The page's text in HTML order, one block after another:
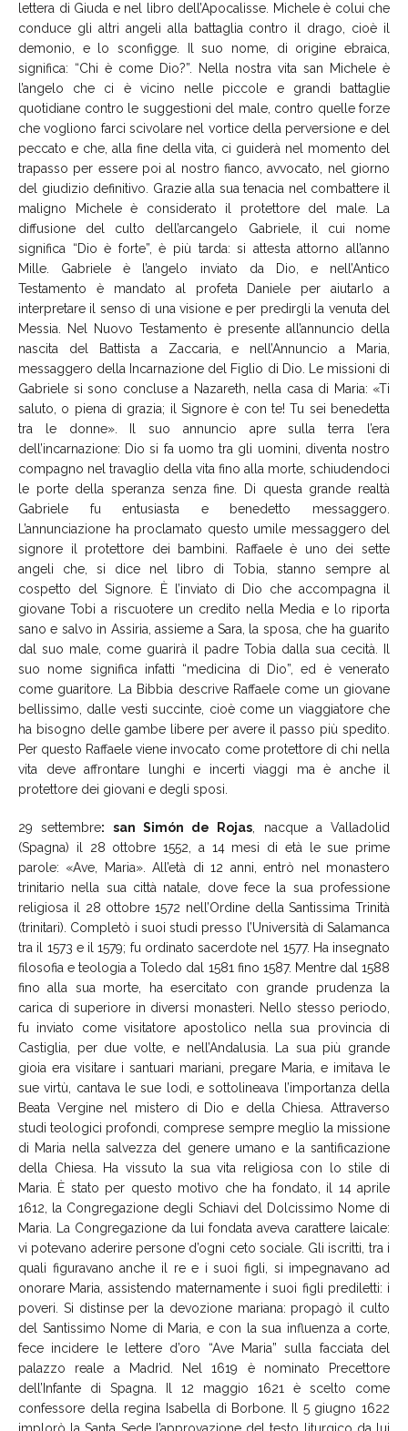
lettera di Giuda e nel libro dell’Apocalisse. Michele è colui che
conduce gli altri angeli alla battaglia contro il drago, cioè il
demonio, e lo sconfigge. Il suo nome, di origine ebraica,
significa: “Chi è come Dio?”. Nella nostra vita san Michele è
l’angelo che ci è vicino nelle piccole e grandi battaglie
quotidiane contro le suggestioni del male, contro quelle forze
che vogliono farci scivolare nel vortice della perversione e del
peccato e che, alla fine della vita, ci guiderà nel momento del
trapasso per essere poi al nostro fianco, avvocato, nel giorno
del giudizio definitivo. Grazie alla sua tenacia nel combattere il
maligno Michele è considerato il protettore del male. La
diffusione del culto dell’arcangelo Gabriele, il cui nome
significa “Dio è forte”, è più tarda: si attesta attorno all’anno
Mille. Gabriele è l’angelo inviato da Dio, e nell’Antico
Testamento è mandato al profeta Daniele per aiutarlo a
interpretare il senso di una visione e per predirgli la venuta del
Messia. Nel Nuovo Testamento è presente all’annuncio della
nascita del Battista a Zaccaria, e nell’Annuncio a Maria,
messaggero della Incarnazione del Figlio di Dio. Le missioni di
Gabriele si sono concluse a Nazareth, nella casa di Maria: «Ti
saluto, o piena di grazia; il Signore è con te! Tu sei benedetta
tra le donne». Il suo annuncio apre sulla terra l’era
dell’incarnazione: Dio si fa uomo tra gli uomini, diventa nostro
compagno nel travaglio della vita fino alla morte, schiudendoci
le porte della speranza senza fine. Di questa grande realtà
Gabriele fu entusiasta e benedetto messaggero.
L’annunciazione ha proclamato questo umile messaggero del
signore il protettore dei bambini. Raffaele è uno dei sette
angeli che, si dice nel libro di Tobia, stanno sempre al
cospetto del Signore. È l’inviato di Dio che accompagna il
giovane Tobi a riscuotere un credito nella Media e lo riporta
sano e salvo in Assiria, assieme a Sara, la sposa, che ha guarito
dal suo male, come guarirà il padre Tobia dalla sua cecità. Il
suo nome significa infatti “medicina di Dio”, ed è venerato
come guaritore. La Bibbia descrive Raffaele come un giovane
bellissimo, dalle vesti succinte, cioè come un viaggiatore che
ha bisogno delle gambe libere per avere il passo più spedito.
Per questo Raffaele viene invocato come protettore di chi nella
vita deve affrontare lunghi e incerti viaggi ma è anche il
protettore dei giovani e degli sposi.
29 settembre: san Simón de Rojas, nacque a Valladolid
(Spagna) il 28 ottobre 1552, a 14 mesi di età le sue prime
parole: «Ave, Maria». All’età di 12 anni, entrò nel monastero
trinitario nella sua città natale, dove fece la sua professione
religiosa il 28 ottobre 1572 nell’Ordine della Santissima Trinità
(trinitari). Completò i suoi studi presso l’Università di Salamanca
tra il 1573 e il 1579; fu ordinato sacerdote nel 1577. Ha insegnato
filosofia e teologia a Toledo dal 1581 fino 1587. Mentre dal 1588
fino alla sua morte, ha esercitato con grande prudenza la
carica di superiore in diversi monasteri. Nello stesso periodo,
fu inviato come visitatore apostolico nella sua provincia di
Castiglia, per due volte, e nell’Andalusia. La sua più grande
gioia era visitare i santuari mariani, pregare Maria, e imitava le
sue virtù, cantava le sue lodi, e sottolineava l’importanza della
Beata Vergine nel mistero di Dio e della Chiesa. Attraverso
studi teologici profondi, comprese sempre meglio la missione
di Maria nella salvezza del genere umano e la santificazione
della Chiesa. Ha vissuto la sua vita religiosa con lo stile di
Maria. È stato per questo motivo che ha fondato, il 14 aprile
1612, la Congregazione degli Schiavi del Dolcissimo Nome di
Maria. La Congregazione da lui fondata aveva carattere laicale:
vi potevano aderire persone d’ogni ceto sociale. Gli iscritti, tra i
quali figuravano anche il re e i suoi figli, si impegnavano ad
onorare Maria, assistendo maternamente i suoi figli prediletti: i
poveri. Si distinse per la devozione mariana: propagò il culto
del Santissimo Nome di Maria, e con la sua influenza a corte,
fece incidere le lettere d’oro “Ave Maria” sulla facciata del
palazzo reale a Madrid. Nel 1619 è nominato Precettore
dell’Infante di Spagna. Il 12 maggio 1621 è scelto come
confessore della regina Isabella di Borbone. Il 5 giugno 1622